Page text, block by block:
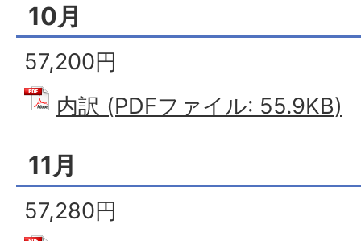
10月
57,200円
内訳 (PDFファイル: 55.9KB)
11月
57,280円